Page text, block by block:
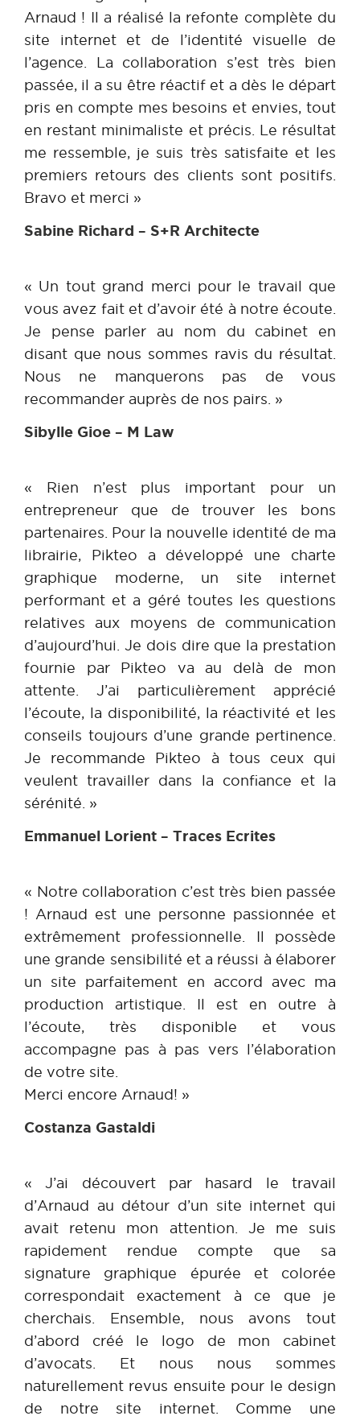
Arnaud ! Il a réalisé la refonte complète du
site internet et de l’identité visuelle de
l’agence. La collaboration s’est très bien
passée, il a su être réactif et a dès le départ
pris en compte mes besoins et envies, tout
en restant minimaliste et précis. Le résultat
me ressemble, je suis très satisfaite et les
premiers retours des clients sont positifs.
Bravo et merci »
Sabine Richard – S+R Architecte
« Un tout grand merci pour le travail que
vous avez fait et d’avoir été à notre écoute.
Je pense parler au nom du cabinet en
disant que nous sommes ravis du résultat.
Nous ne manquerons pas de vous
recommander auprès de nos pairs. »
Sibylle Gioe – M Law
« Rien n’est plus important pour un
entrepreneur que de trouver les bons
partenaires. Pour la nouvelle identité de ma
librairie, Pikteo a développé une charte
graphique moderne, un site internet
performant et a géré toutes les questions
relatives aux moyens de communication
d’aujourd’hui. Je dois dire que la prestation
fournie par Pikteo va au delà de mon
attente. J’ai particulièrement apprécié
l’écoute, la disponibilité, la réactivité et les
conseils toujours d’une grande pertinence.
Je recommande Pikteo à tous ceux qui
veulent travailler dans la confiance et la
sérénité. »
Emmanuel Lorient – Traces Ecrites
« Notre collaboration c’est très bien passée
! Arnaud est une personne passionnée et
extrêmement professionnelle. Il possède
une grande sensibilité et a réussi à élaborer
un site parfaitement en accord avec ma
production artistique. Il est en outre à
l’écoute, très disponible et vous
accompagne pas à pas vers l’élaboration
de votre site.
Merci encore Arnaud! »
Costanza Gastaldi
« J’ai découvert par hasard le travail
d’Arnaud au détour d’un site internet qui
avait retenu mon attention. Je me suis
rapidement rendue compte que sa
signature graphique épurée et colorée
correspondait exactement à ce que je
cherchais. Ensemble, nous avons tout
d’abord créé le logo de mon cabinet
d’avocats. Et nous nous sommes
naturellement revus ensuite pour le design
de notre site internet. Comme une